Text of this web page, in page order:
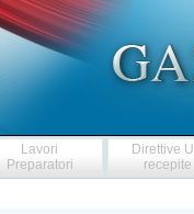
Lavori
Preparatori
Direttive
recepite